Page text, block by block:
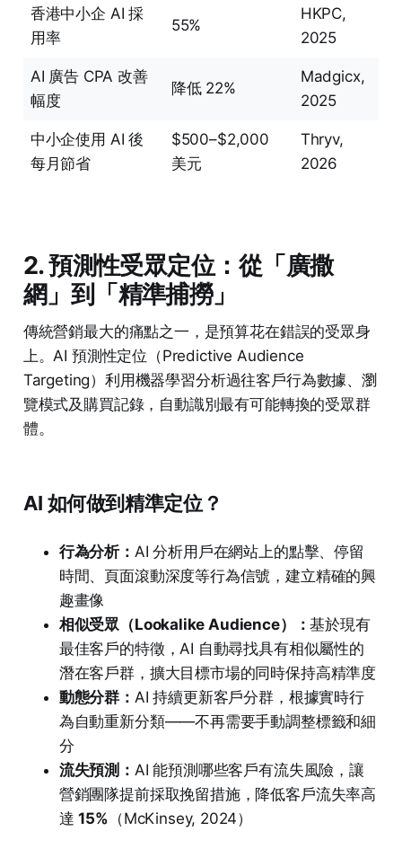
香港中小企 AI 採
用率
55%
HKPC,
2025
AI 廣告 CPA 改善
幅度
降低 22%
Madgicx,
2025
中小企使用 AI 後
每月節省
$500–$2,000
美元
Thryv,
2026
2. 預測性受眾定位：從「廣撒
網」到「精準捕撈」
傳統營銷最大的痛點之一，是預算花在錯誤的受眾身
上。AI 預測性定位（Predictive Audience
Targeting）利用機器學習分析過往客戶行為數據、瀏
覽模式及購買記錄，自動識別最有可能轉換的受眾群
體。
AI 如何做到精準定位？
行為分析： AI 分析用戶在網站上的點擊、停留
時間、頁面滾動深度等行為信號，建立精確的興
趣畫像
相似受眾（Lookalike Audience）：基於現有
最佳客戶的特徵，AI 自動尋找具有相似屬性的
潛在客戶群，擴大目標市場的同時保持高精準度
動態分群： AI 持續更新客戶分群，根據實時行
為自動重新分類——不再需要手動調整標籤和細
分
流失預測： AI 能預測哪些客戶有流失風險，讓
營銷團隊提前採取挽留措施，降低客戶流失率高
達15% （McKinsey, 2024）